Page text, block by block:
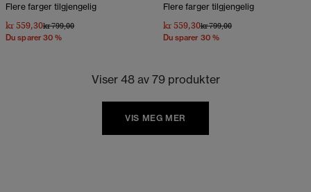
Flere farger tilgjengelig
kr 559,30Pris nedsatt fra
kr 799,00til
Du sparer 30 %
Flere farger tilgjengelig
kr 559,30Pris nedsatt fra
kr 799,00til
Du sparer 30 %
Viser 48 av 79 produkter
VIS MEG MER